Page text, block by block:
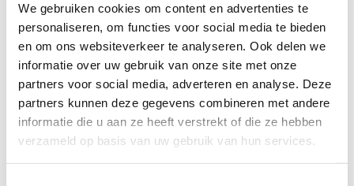
We gebruiken cookies om content en advertenties te
personaliseren, om functies voor social media te bieden
en om ons websiteverkeer te analyseren. Ook delen we
informatie over uw gebruik van onze site met onze
partners voor social media, adverteren en analyse. Deze
partners kunnen deze gegevens combineren met andere
informatie die u aan ze heeft verstrekt of die ze hebben
verzameld op basis van uw gebruik van hun services.
Koop hieronline jouw Summer Sessions-kaart en maak van
deze zomer een gezonde zomer! Na je aankoop ontvang je
een welkomstmail met alle praktische informatie. Daarna
nemen we persoonlijk contact met je op, zodat je goed van
start kunt gaan en met plezier kunt beginnen bij bbb health
boutique Den Haag.
< Terug